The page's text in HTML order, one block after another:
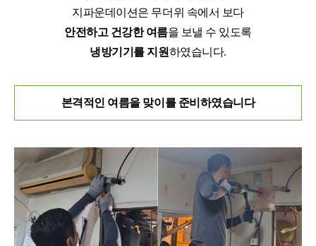
지파운데이션은 무더위 속에서 보다
안전하고 건강한 여름을 보낼 수 있도록
냉방기기를 지원하였습니다.
본격적인 여름을 맞이를 준비하였습니다